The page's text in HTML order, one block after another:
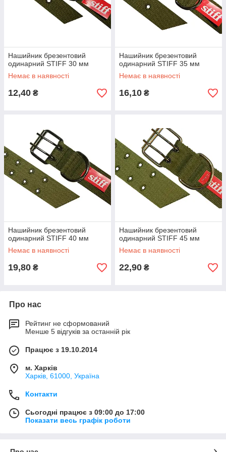
Нашийник брезентовий
одинарний STIFF 30 мм
Немає в наявності
12,40 ₴
Нашийник брезентовий
одинарний STIFF 35 мм
Немає в наявності
16,10 ₴
Нашийник брезентовий
одинарний STIFF 40 мм
Немає в наявності
19,80 ₴
Нашийник брезентовий
одинарний STIFF 45 мм
Немає в наявності
22,90 ₴
Про нас
Рейтинг не сформований
Менше 5 відгуків за останній рік
Працює з 19.10.2014
м. Харків
Харків, 61000, Україна
Контакти
Сьогодні працює з 09:00 до 17:00
Показати весь графік роботи